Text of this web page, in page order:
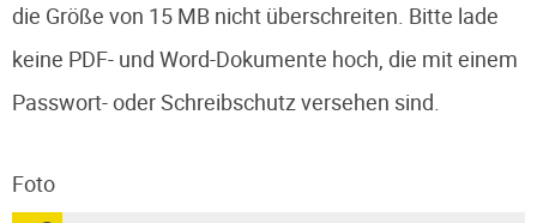
die Größe von 15 MB nicht überschreiten. Bitte lade
keine PDF- und Word-Dokumente hoch, die mit einem
Passwort- oder Schreibschutz versehen sind.
Foto